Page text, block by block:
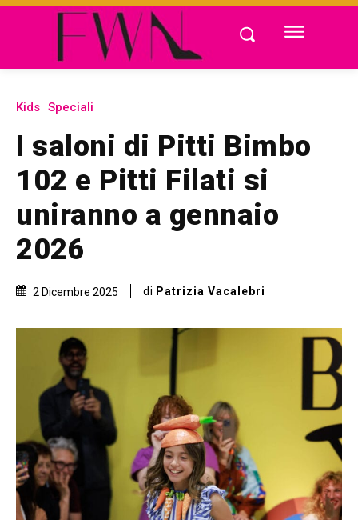
Kids Speciali
I saloni di Pitti Bimbo
102 e Pitti Filati si
uniranno a gennaio
2026
2 Dicembre 2025 di Patrizia Vacalebri